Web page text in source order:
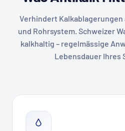
Verhindert Kalkablagerungen
und Rohrsystem. Schweizer
kalkhaltig – regelmässige
Lebensdauer Ihres